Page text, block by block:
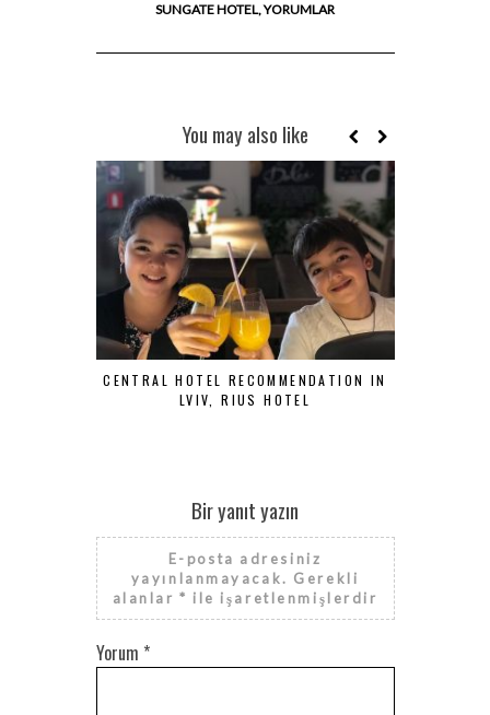
SUNGATE HOTEL, YORUMLAR
You may also like
CENTRAL HOTEL RECOMMENDATION IN
LVIV, RIUS HOTEL
Bir yanıt yazın
E-posta adresiniz
yayınlanmayacak. Gerekli
alanlar* ile işaretlenmişlerdir
Yorum *